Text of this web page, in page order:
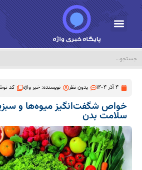
4 آذر 1404 بدون نظر نویسنده:خبر واژه کد
خواص شگفت‌انگیز میوه‌ها و
سلامت بدن